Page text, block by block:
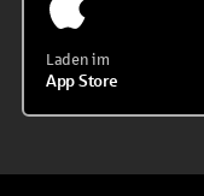
Laden im
App Store